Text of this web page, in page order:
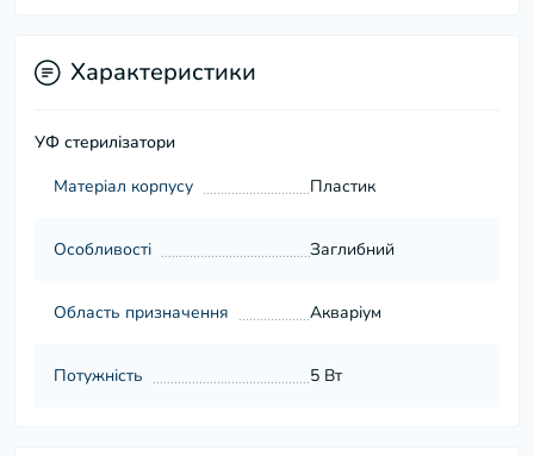
Характеристики
УФ стерилізатори
Матеріал корпусу
Пластик
Особливості Заглибний
Область призначення Акваріум
Потужність 5 Вт